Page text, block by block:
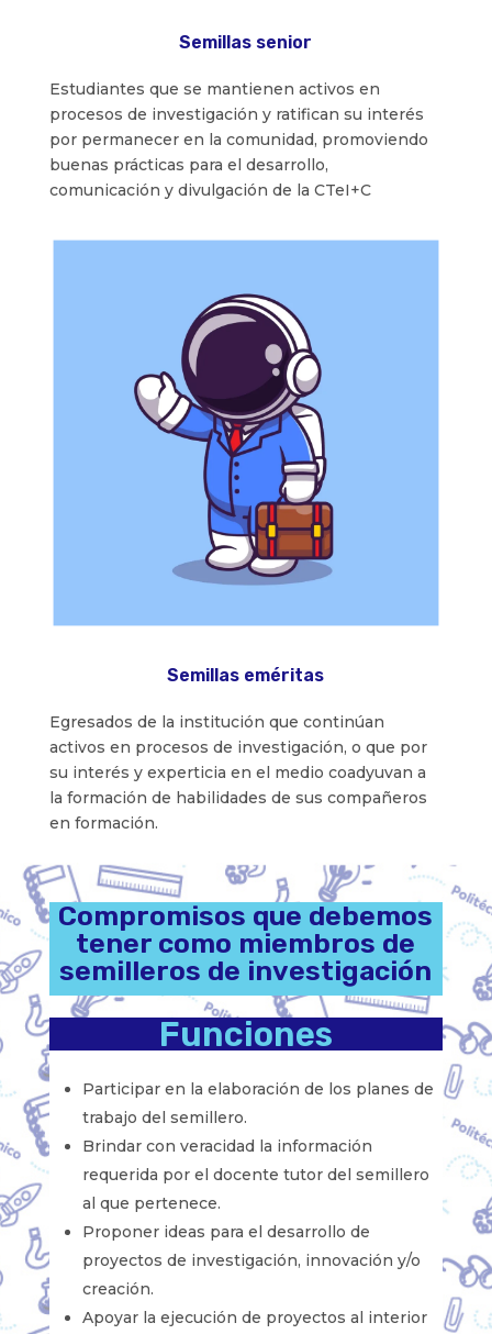
Semillas senior
Estudiantes que se mantienen activos en
procesos de investigación y ratifican su interés
por permanecer en la comunidad, promoviendo
buenas prácticas para el desarrollo,
comunicación y divulgación de la CTeI+C
Semillas eméritas
Egresados de la institución que continúan
activos en procesos de investigación, o que por
su interés y experticia en el medio coadyuvan a
la formación de habilidades de sus compañeros
en formación.
Compromisos que debemos
tener como miembros de
semilleros de investigación
Funciones
Participar en la elaboración de los planes de
trabajo del semillero.
Brindar con veracidad la información
requerida por el docente tutor del semillero
al que pertenece.
Proponer ideas para el desarrollo de
proyectos de investigación, innovación y/o
creación.
Apoyar la ejecución de proyectos al interior